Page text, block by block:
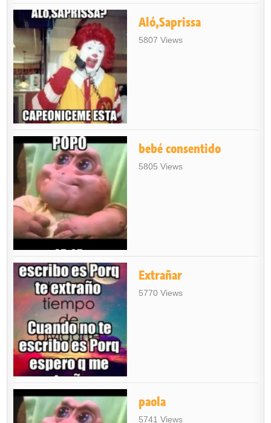
Aló,Saprissa
5807 Views
bebé consentido
5805 Views
Extrañar
5770 Views
paola
5741 Views